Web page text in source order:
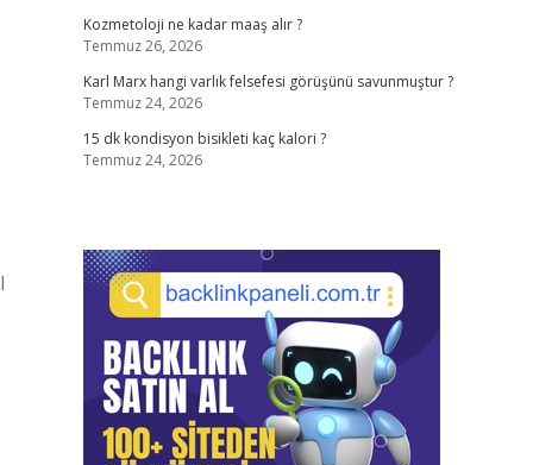
Kozmetoloji ne kadar maaş alır ?
Temmuz 26, 2026
Karl Marx hangi varlık felsefesi görüşünü savunmuştur ?
Temmuz 24, 2026
15 dk kondisyon bisikleti kaç kalori ?
Temmuz 24, 2026